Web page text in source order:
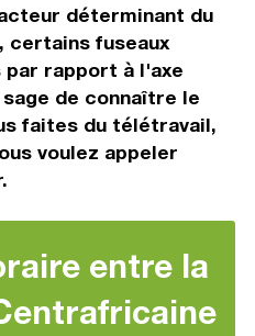
déterminant du
certains fuseaux
rapport à l'axe
de connaître le
faites du télétravail,
voulez appeler
entre la